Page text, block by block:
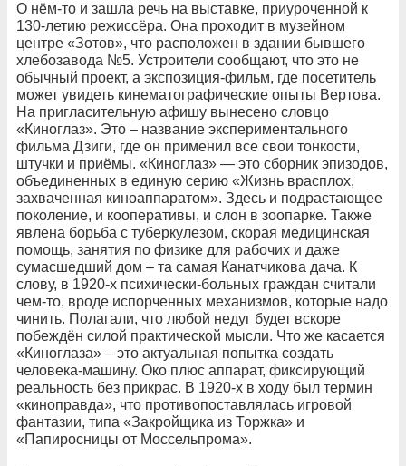
О нём-то и зашла речь на выставке, приуроченной к
130-летию режиссёра. Она проходит в музейном
центре «Зотов», что расположен в здании бывшего
хлебозавода №5. Устроители сообщают, что это не
обычный проект, а экспозиция-фильм, где посетитель
может увидеть кинематографические опыты Вертова.
На пригласительную афишу вынесено словцо
«Киноглаз». Это – название экспериментального
фильма Дзиги, где он применил все свои тонкости,
штучки и приёмы. «Киноглаз» — это сборник эпизодов,
объединенных в единую серию «Жизнь врасплох,
захваченная киноаппаратом». Здесь и подрастающее
поколение, и кооперативы, и слон в зоопарке. Также
явлена борьба с туберкулезом, скорая медицинская
помощь, занятия по физике для рабочих и даже
сумасшедший дом – та самая Канатчикова дача. К
слову, в 1920-х психически-больных граждан считали
чем-то, вроде испорченных механизмов, которые надо
чинить. Полагали, что любой недуг будет вскоре
побеждён силой практической мысли. Что же касается
«Киноглаза» – это актуальная попытка создать
человека-машину. Око плюс аппарат, фиксирующий
реальность без прикрас. В 1920-х в ходу был термин
«киноправда», что противопоставлялась игровой
фантазии, типа «Закройщика из Торжка» и
«Папиросницы от Моссельпрома».